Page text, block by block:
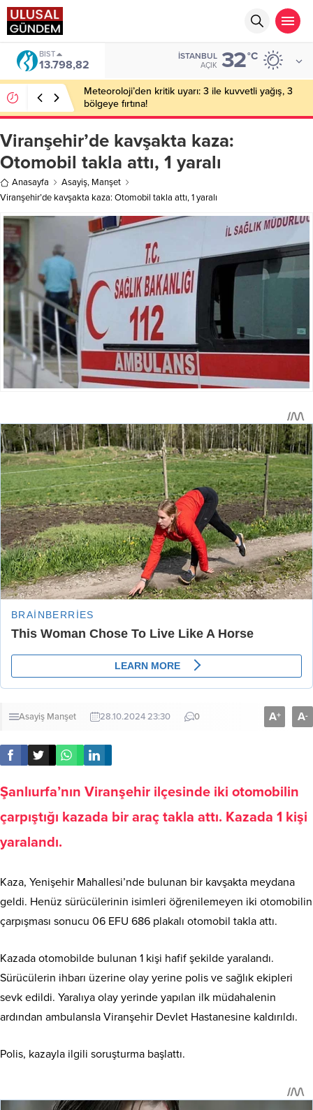
BIST
13.798,82
İSTANBUL
AÇIK 32°C
Meteoroloji’den kritik uyarı: 3 ile kuvvetli yağış, 3
bölgeye fırtına!
Viranşehir’de kavşakta kaza:
Otomobil takla attı, 1 yaralı
Anasayfa Asayiş, Manşet
Viranşehir’de kavşakta kaza: Otomobil takla attı, 1 yaralı
Asayiş Manşet 28.10.2024 23:30 0 A+ A-
Şanlıurfa’nın Viranşehir ilçesinde iki otomobilin
çarpıştığı kazada bir araç takla attı. Kazada 1 kişi
yaralandı.
Kaza, Yenişehir Mahallesi’nde bulunan bir kavşakta meydana
geldi. Henüz sürücülerinin isimleri öğrenilemeyen iki otomobilin
çarpışması sonucu 06 EFU 686 plakalı otomobil takla attı.
Kazada otomobilde bulunan 1 kişi hafif şekilde yaralandı.
Sürücülerin ihbarı üzerine olay yerine polis ve sağlık ekipleri
sevk edildi. Yaralıya olay yerinde yapılan ilk müdahalenin
ardından ambulansla Viranşehir Devlet Hastanesine kaldırıldı.
Polis, kazayla ilgili soruşturma başlattı.